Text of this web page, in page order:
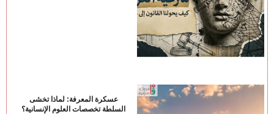
عسكرة المعرفة: لماذا تخشى
السلطة تخصصات العلوم الإنسانية؟